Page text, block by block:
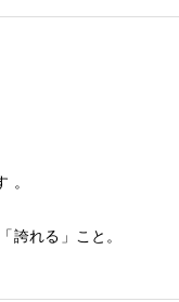
。
誇れる」こと。